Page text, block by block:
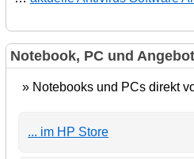
Notebook, PC und
» Notebooks und PCs direkt
... im HP Store